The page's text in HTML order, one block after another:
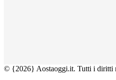
© {2026} Aostaoggi.it. Tutti i diritti